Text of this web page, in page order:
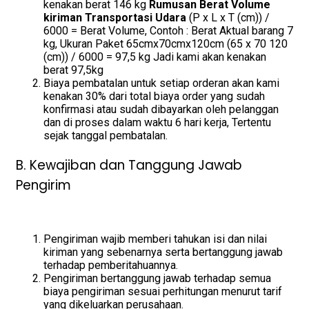
kenakan berat 146 kg Rumusan Berat Volume
kiriman Transportasi Udara (P x L x T (cm)) /
6000 = Berat Volume, Contoh : Berat Aktual barang 7
kg, Ukuran Paket 65cmx70cmx120cm (65 x 70 120
(cm)) / 6000 = 97,5 kg Jadi kami akan kenakan
berat 97,5kg
Biaya pembatalan untuk setiap orderan akan kami
kenakan 30% dari total biaya order yang sudah
konfirmasi atau sudah dibayarkan oleh pelanggan
dan di proses dalam waktu 6 hari kerja, Tertentu
sejak tanggal pembatalan.
B. Kewajiban dan Tanggung Jawab
Pengirim
Pengiriman wajib memberi tahukan isi dan nilai
kiriman yang sebenarnya serta bertanggung jawab
terhadap pemberitahuannya.
Pengiriman bertanggung jawab terhadap semua
biaya pengiriman sesuai perhitungan menurut tarif
yang dikeluarkan perusahaan.